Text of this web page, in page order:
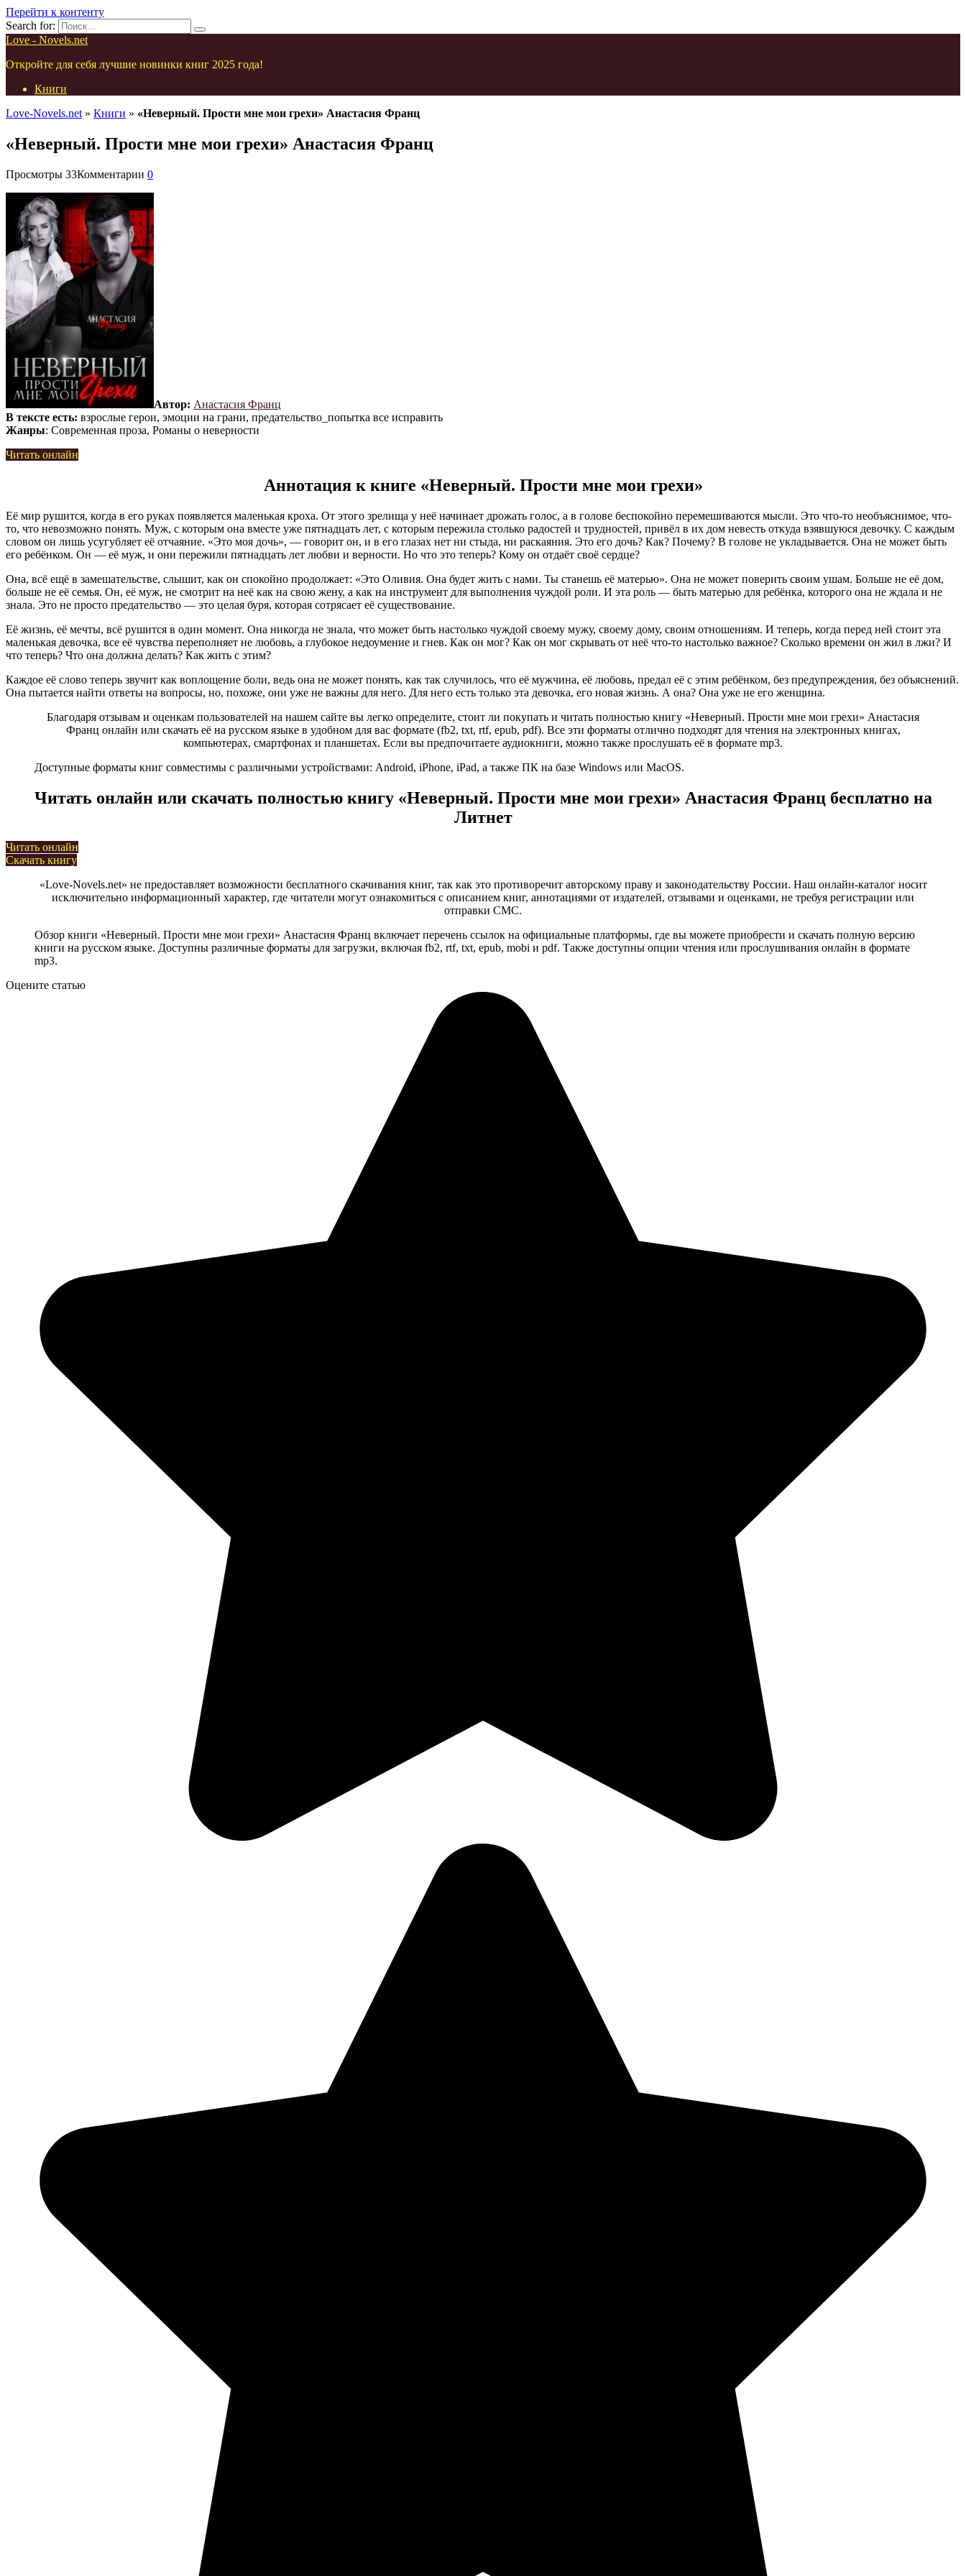
Перейти к контенту
Search for:
Love - Novels.net
Откройте для себя лучшие новинки книг 2025 года!
Книги
Love-Novels.net » Книги » «Неверный. Прости мне мои грехи» Анастасия Франц
«Неверный. Прости мне мои грехи» Анастасия Франц
Просмотры 33Комментарии 0
Автор: Анастасия Франц
В тексте есть: взрослые герои, эмоции на грани, предательство_попытка все исправить
Жанры: Современная проза, Романы о неверности
Читать онлайн
Аннотация к книге «Неверный. Прости мне мои грехи»
Её мир рушится, когда в его руках появляется маленькая кроха. От этого зрелища у неё начинает дрожать голос, а в голове беспокойно перемешиваются мысли. Это что-то необъяснимое, что-
то, что невозможно понять. Муж, с которым она вместе уже пятнадцать лет, с которым пережила столько радостей и трудностей, привёл в их дом невесть откуда взявшуюся девочку. С каждым
словом он лишь усугубляет её отчаяние. «Это моя дочь», — говорит он, и в его глазах нет ни стыда, ни раскаяния. Это его дочь? Как? Почему? В голове не укладывается. Она не может быть
его ребёнком. Он — её муж, и они пережили пятнадцать лет любви и верности. Но что это теперь? Кому он отдаёт своё сердце?
Она, всё ещё в замешательстве, слышит, как он спокойно продолжает: «Это Оливия. Она будет жить с нами. Ты станешь её матерью». Она не может поверить своим ушам. Больше не её дом,
больше не её семья. Он, её муж, не смотрит на неё как на свою жену, а как на инструмент для выполнения чуждой роли. И эта роль — быть матерью для ребёнка, которого она не ждала и не
знала. Это не просто предательство — это целая буря, которая сотрясает её существование.
Её жизнь, её мечты, всё рушится в один момент. Она никогда не знала, что может быть настолько чуждой своему мужу, своему дому, своим отношениям. И теперь, когда перед ней стоит эта
маленькая девочка, все её чувства переполняет не любовь, а глубокое недоумение и гнев. Как он мог? Как он мог скрывать от неё что-то настолько важное? Сколько времени он жил в лжи? И
что теперь? Что она должна делать? Как жить с этим?
Каждое её слово теперь звучит как воплощение боли, ведь она не может понять, как так случилось, что её мужчина, её любовь, предал её с этим ребёнком, без предупреждения, без объяснений.
Она пытается найти ответы на вопросы, но, похоже, они уже не важны для него. Для него есть только эта девочка, его новая жизнь. А она? Она уже не его женщина.
Благодаря отзывам и оценкам пользователей на нашем сайте вы легко определите, стоит ли покупать и читать полностью книгу «Неверный. Прости мне мои грехи» Анастасия
Франц онлайн или скачать её на русском языке в удобном для вас формате (fb2, txt, rtf, epub, pdf). Все эти форматы отлично подходят для чтения на электронных книгах,
компьютерах, смартфонах и планшетах. Если вы предпочитаете аудиокниги, можно также прослушать её в формате mp3.
Доступные форматы книг совместимы с различными устройствами: Android, iPhone, iPad, а также ПК на базе Windows или MacOS.
Читать онлайн или скачать полностью книгу «Неверный. Прости мне мои грехи» Анастасия Франц бесплатно на
Литнет
Читать онлайн
Скачать книгу
«Love-Novels.net» не предоставляет возможности бесплатного скачивания книг, так как это противоречит авторскому праву и законодательству России. Наш онлайн-каталог носит
исключительно информационный характер, где читатели могут ознакомиться с описанием книг, аннотациями от издателей, отзывами и оценками, не требуя регистрации или
отправки СМС.
Обзор книги «Неверный. Прости мне мои грехи» Анастасия Франц включает перечень ссылок на официальные платформы, где вы можете приобрести и скачать полную версию
книги на русском языке. Доступны различные форматы для загрузки, включая fb2, rtf, txt, epub, mobi и pdf. Также доступны опции чтения или прослушивания онлайн в формате
mp3.
Оцените статью